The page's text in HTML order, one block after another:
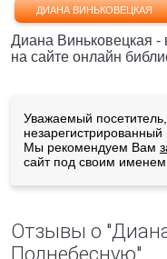
ДИАНА ВИНЬКОВЕЦКАЯ
Диана Виньковецкая -
на сайте онлайн
Уважаемый
незарегистрированный
Мы рекомендуем Вам
сайт под своим именем.
Отзывы о
Поднебесную"